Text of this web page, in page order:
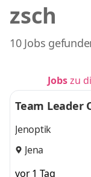
zsch
10 Jobs
Jobszu
Team Leader
Jenoptik
Jena
vor 1 Tag